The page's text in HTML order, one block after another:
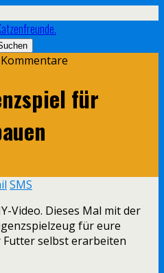
Kommentare
für
SMS
Video. Dieses Mal mit der
für eure
Futter selbst erarbeiten